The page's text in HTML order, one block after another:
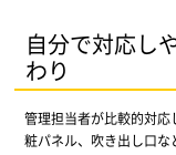
自分で対応し
わり
管理担当者が比較的対
粧パネル、吹き出し口な